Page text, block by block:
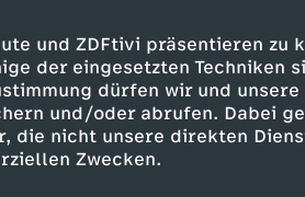
und ZDFtivi präsentieren zu
der eingesetzten Techniken
dürfen wir und
und/oder abrufen. Dabei
die nicht unsere direkten
Zwecken.
ersten Mal